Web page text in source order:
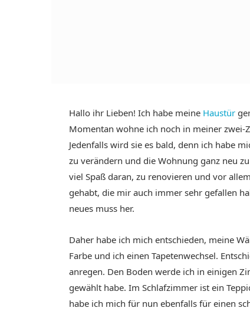
Hallo ihr Lieben! Ich habe meine Haustür
Momentan wohne ich noch in meiner zwei-
Jedenfalls wird sie es bald, denn ich habe
zu verändern und die Wohnung ganz neu
viel Spaß daran, zu renovieren und vor
gehabt, die mir auch immer sehr gefallen
neues muss her.
Daher habe ich mich entschieden, meine
Farbe und ich einen Tapetenwechsel.
anregen. Den Boden werde ich in einigen
gewählt habe. Im Schlafzimmer ist ein
habe ich mich für nun ebenfalls für einen